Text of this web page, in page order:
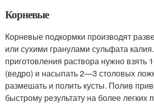
Корневые
Корневые подкормки производят
или сухими гранулами сульфата
приготовления раствора нужно взять
(ведро) и насыпать 2—3 столовых
размешать и полить кусты. Полив
быстрому результату на более легких